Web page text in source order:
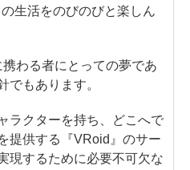
生活をのびのびと楽しん
携わる者にとっての夢であ
でもあります。
ラクターを持ち、どこへで
提供する『VRoid』のサー
現するために必要不可欠な